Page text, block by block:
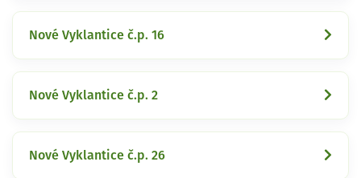
Nové Vyklantice č.p. 16
Nové Vyklantice č.p. 2
Nové Vyklantice č.p. 26